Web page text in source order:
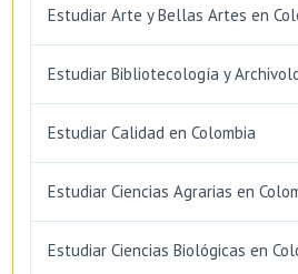
Estudiar Arte y Bellas Artes en
Estudiar Bibliotecología y
Estudiar Calidad en Colombia
Estudiar Ciencias Agrarias en
Estudiar Ciencias Biológicas en